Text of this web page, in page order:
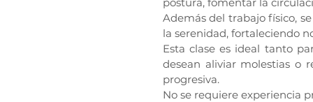
Además del trabajo físico,
la serenidad, fortaleciendo
Esta clase es ideal tanto
desean aliviar molestias o
progresiva.
No se requiere experiencia